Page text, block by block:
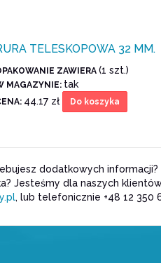
TELESKOPOWA 32 MM.
ZAWIERA (1 szt.)
MAGAZYNIE: tak
44.17 zł Do koszyka
dodatkowych
Jesteśmy dla naszych
, lub telefonicznie +48 12 350